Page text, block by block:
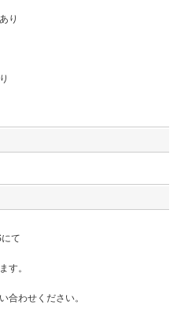
り
て
す。
合わせください。